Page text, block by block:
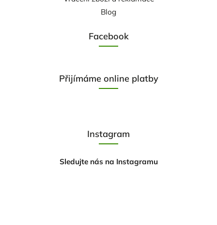
Blog
Facebook
Přijímáme online platby
Instagram
Sledujte nás na Instagramu